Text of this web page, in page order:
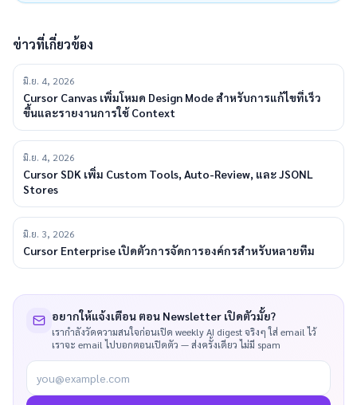
ข่าวที่เกี่ยวข้อง
มิ.ย. 4, 2026
Cursor Canvas เพิ่มโหมด Design Mode สำหรับการแก้ไขที่เร็ว
ขึ้นและรายงานการใช้ Context
มิ.ย. 4, 2026
Cursor SDK เพิ่ม Custom Tools, Auto-Review, และ JSONL
Stores
มิ.ย. 3, 2026
Cursor Enterprise เปิดตัวการจัดการองค์กรสำหรับหลายทีม
อยากให้แจ้งเตือน ตอน Newsletter เปิดตัวมั้ย?
เรากำลังวัดความสนใจก่อนเปิด weekly AI digest จริงๆ ใส่ email ไว้
เราจะ email ไปบอกตอนเปิดตัว — ส่งครั้งเดียว ไม่มี spam
you@example.com